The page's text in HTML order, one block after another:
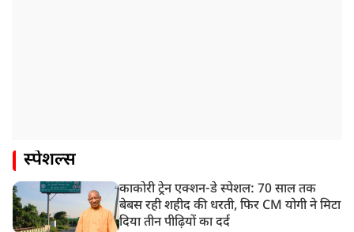
स्पेशल्स
काकोरी ट्रेन एक्शन-डे स्पेशल: 70 साल तक
बेबस रही शहीद की धरती, फिर CM योगी ने मिटा
दिया तीन पीढ़ियों का दर्द